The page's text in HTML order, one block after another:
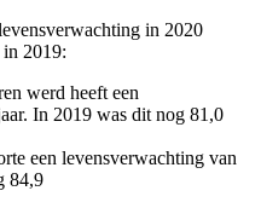
in 2020
in 2019:
werd heeft een
In 2019 was dit nog 81,0
een levensverwachting van
84,9